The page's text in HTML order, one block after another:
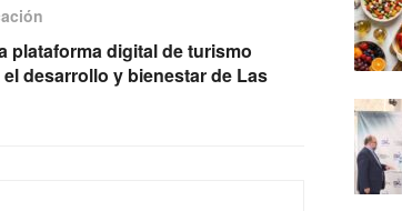
plataforma digital de turismo
desarrollo y bienestar de Las